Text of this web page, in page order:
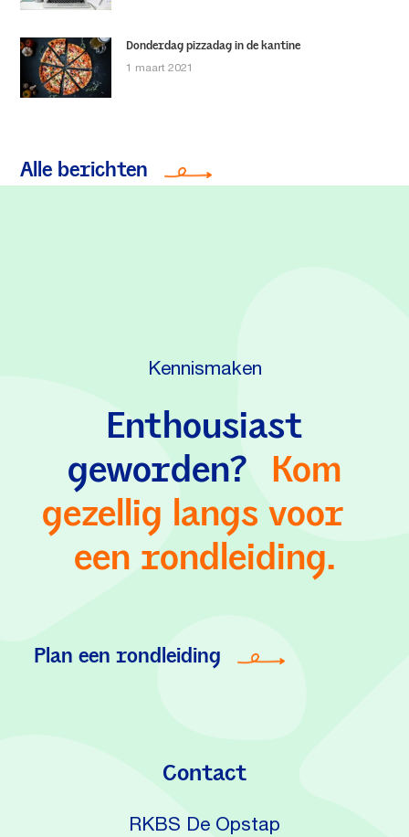
Donderdag pizzadag in de kantine
1 maart 2021
Alle berichten
Kennismaken
Enthousiast
geworden? Kom
gezellig langs voor
een rondleiding.
Plan een rondleiding
Contact
RKBS De Opstap